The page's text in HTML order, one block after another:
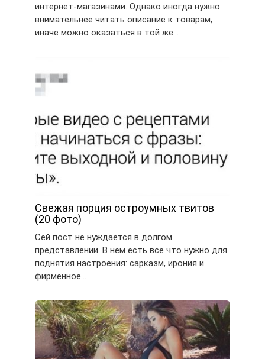
интернет-магазинами. Однако иногда нужно
внимательнее читать описание к товарам,
иначе можно оказаться в той же…
Свежая порция остроумных твитов
(20 фото)
Сей пост не нуждается в долгом
представлении. В нем есть все что нужно для
поднятия настроения: сарказм, ирония и
фирменное…